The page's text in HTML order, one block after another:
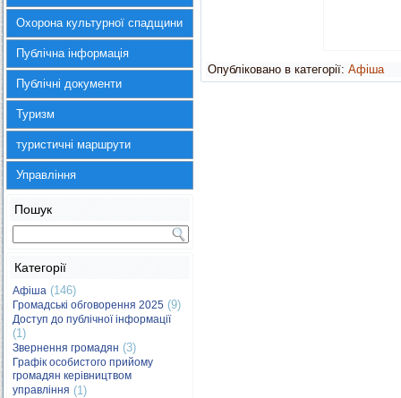
Охорона культурної спадщини
Публічна інформація
Публічні документи
Туризм
туристичні маршрути
Управління
Пошук
Категорії
Афіша (146)
Громадські обговорення 2025 (9)
Доступ до публічної інформації
(1)
Звернення громадян (3)
Графік особистого прийому
громадян керівництвом
управління (1)
Опубліковано в категорії: Афіша